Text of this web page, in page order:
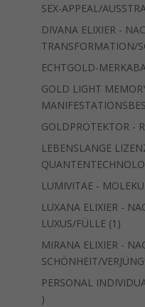
SEX-APPEAL/
DIVANA ELIXIER -
TRANSFORMATION/
ECHTGOLD-
GOLD LIGHT
GOLDPROTEKTOR -
LEBENSLANGE
LUMIVITAE -
LUXANA ELIXIER -
LUXUS/FÜLLE 1 1
MIRANA ELIXIER -
SCHÖNHEIT/
PERSONAL
1